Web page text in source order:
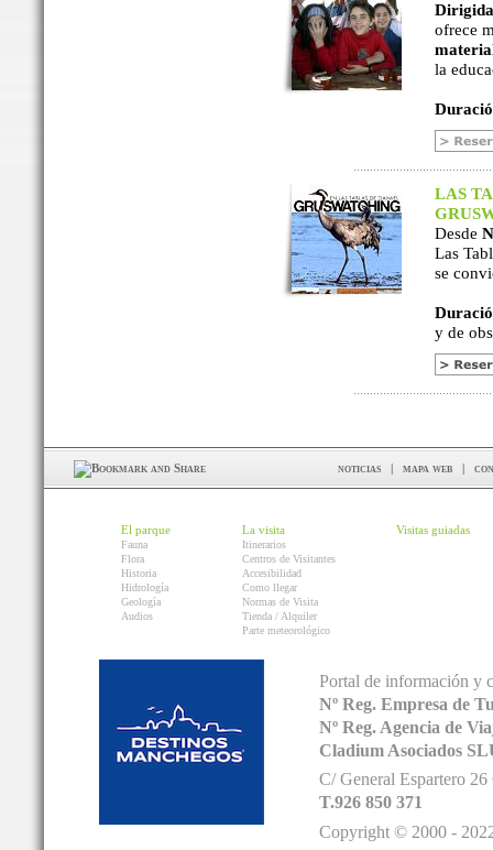
ofrece
la
LAS
Desde
Las
se
y de
noticias | mapa web |
El parque
Fauna
Flora
Historia
Hidrología
Geología
Audios
La visita
Itinerarios
Centros de Visitantes
Accesibilidad
Como llegar
Normas de Visita
Tienda / Alquiler
Parte meteorológico
Visitas guiadas
Portal de información y
Nº Reg. Empresa de
Nº Reg. Agencia de
Cladium Asociados
C/ General Espartero
T.926 850 371
Copyright © 2000 -